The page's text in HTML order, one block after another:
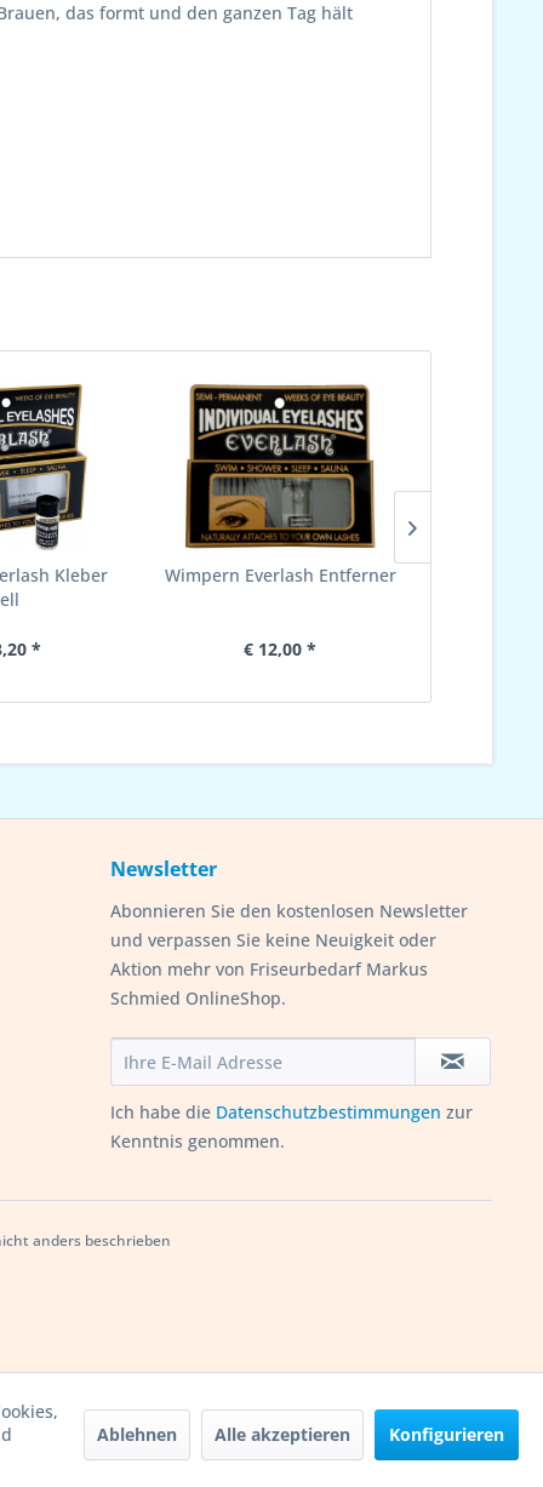
das formt und den ganzen Tag hält
Kleber
*
Wimpern Everlash Entferner
€ 12,00 *
Newsletter
Abonnieren Sie den kostenlosen Newsletter
und verpassen Sie keine Neuigkeit oder
Aktion mehr von Friseurbedarf Markus
Schmied OnlineShop.
Ich habe die Datenschutzbestimmungen zur
Kenntnis genommen.
anders beschrieben
Ablehnen Alle akzeptieren Konfigurieren